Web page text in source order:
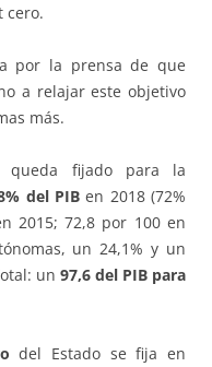
cero.
por la prensa de que
a relajar este objetivo
más.
queda fijado para la
del PIB en 2018 (72%
2015; 72,8 por 100 en
un 24,1% y un
un 97,6 del PIB para
del Estado se fija en